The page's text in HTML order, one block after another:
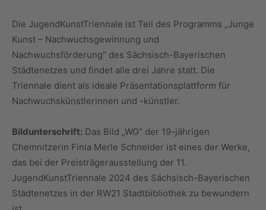
Die JugendKunstTriennale ist Teil des Programms „Junge
Kunst – Nachwuchsgewinnung und
Nachwuchsförderung“ des Sächsisch-Bayerischen
Städtenetzes und findet alle drei Jahre statt. Die
Triennale dient als ideale Präsentationsplattform für
Nachwuchskünstlerinnen und -künstler.
Bildunterschrift: Das Bild „WG“ der 19-jährigen
Chemnitzerin Finia Merle Schneider ist eines der Werke,
das bei der Preisträgerausstellung der 11.
JugendKunstTriennale 2024 des Sächsisch-Bayerischen
Städtenetzes in der RW21 Stadtbibliothek zu bewundern